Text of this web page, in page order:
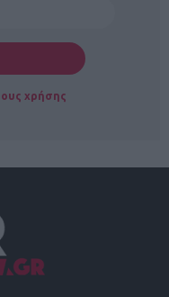
χρήσης